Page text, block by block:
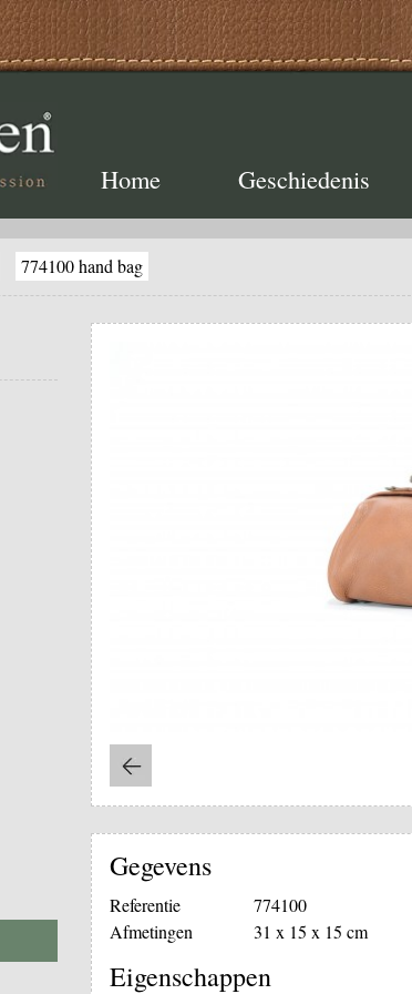
Home Geschiedenis
774100 hand bag
Gegevens
Referentie
774100
Afmetingen
31 x 15 x 15 cm
Eigenschappen